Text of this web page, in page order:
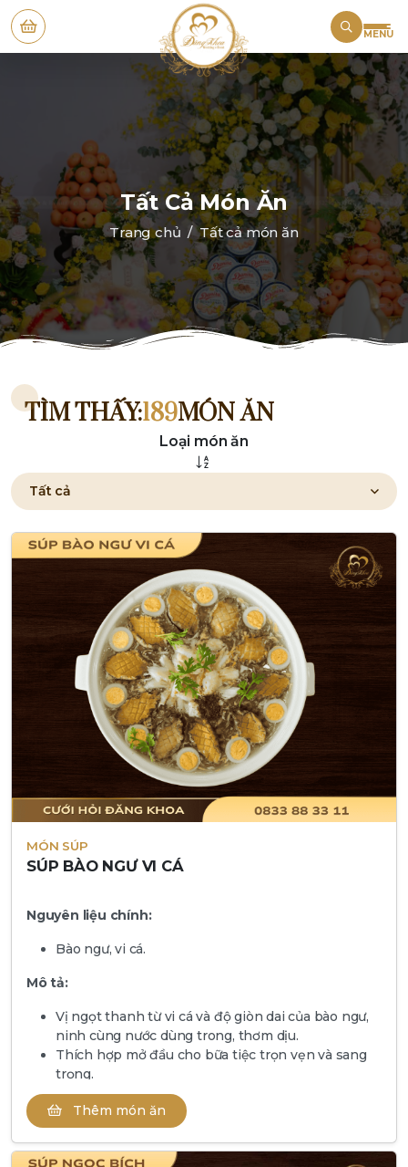
MENU
Tất Cả Món Ăn
Trang chủ Tất cả món ăn
TÌM THẤY:189MÓN ĂN
Loại món ăn
Tất cả
MÓN SÚP
SÚP BÀO NGƯ VI CÁ
Nguyên liệu chính:
Bào ngư, vi cá.
Mô tả:
Vị ngọt thanh từ vi cá và độ giòn dai của bào ngư,
ninh cùng nước dùng trong, thơm dịu.
Thích hợp mở đầu cho bữa tiệc trọn vẹn và sang
trọng.
Thêm món ăn